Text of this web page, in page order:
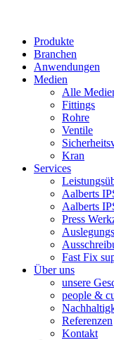
Produkte
Branchen
Anwendungen
Medien
Alle
Fittings
Rohre
Ventile
Kran
Services
Aalberts
Aalberts
Press
Fast Fix
Über uns
unsere
people &
Referenzen
Kontakt